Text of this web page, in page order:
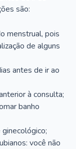
são:
menstrual, pois
de alguns
antes de ir ao
à consulta;
banho
você não